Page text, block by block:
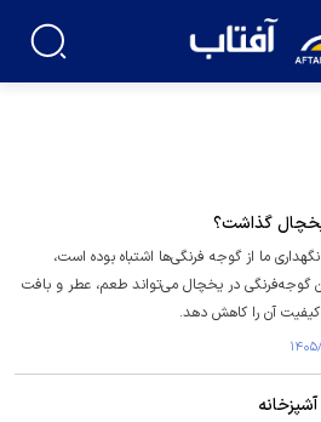
یخچال گذاشت؟
ما از گوجه فرنگی‌ها اشتباه بوده است،
گوجه‌فرنگی در یخچال می‌تواند طعم، عطر و بافت
آن را کاهش دهد.